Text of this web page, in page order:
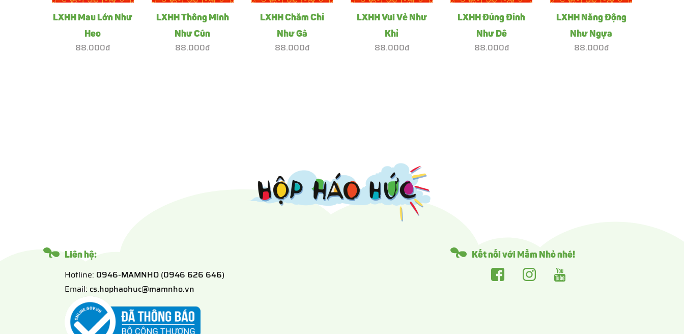
LXHH Mau Lớn Như
Heo
88.000đ
LXHH Thông Minh
Như Cún
88.000đ
LXHH Chăm Chỉ
Như Gà
88.000đ
LXHH Vui Vẻ Như
Khỉ
88.000đ
LXHH Đủng Đỉnh
Như Dê
88.000đ
LXHH Năng Động
Như Ngựa
88.000đ
Liên hệ:
Hotline: 0946-MAMNHO (0946 626 646)
Email: cs.hophaohuc@mamnho.vn
Kết nối với Mầm Nhỏ nhé!